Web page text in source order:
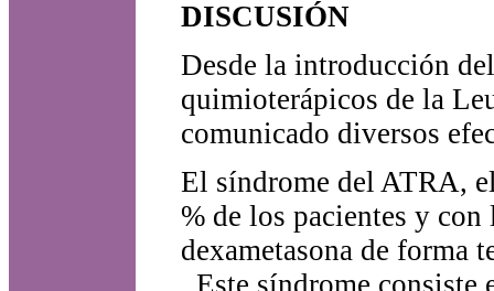
DISCUSIÓN
Desde la introducción
quimioterápicos de la
comunicado diversos
El síndrome del ATRA,
% de los pacientes y
dexametasona de forma